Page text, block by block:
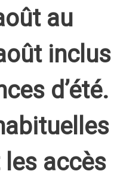
au
inclus
d’été.
accès